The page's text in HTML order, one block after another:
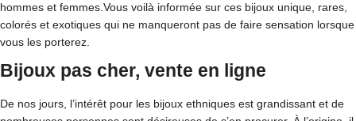
hommes et femmes.Vous voilà informée sur ces bijoux unique, rares,
colorés et exotiques qui ne manqueront pas de faire sensation lorsque
vous les porterez.
Bijoux pas cher, vente en ligne
De nos jours, l’intérêt pour les bijoux ethniques est grandissant et de